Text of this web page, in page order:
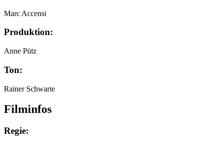
Marc Accensi
Produktion:
Anne Pütz
Ton:
Rainer Schwarte
Filminfos
Regie: